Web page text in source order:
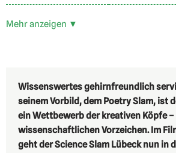
Wissenswertes gehirnfreundlich
seinem Vorbild, dem Poetry Slam, ist
ein Wettbewerb der kreativen Köpfe
wissenschaftlichen Vorzeichen. Im
geht der Science Slam Lübeck nun in
Mehr anzeigen ▼